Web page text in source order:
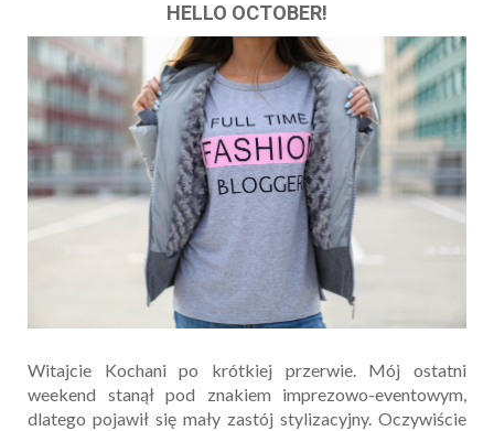
HELLO OCTOBER!
Witajcie Kochani po krótkiej przerwie. Mój ostatni
weekend stanął pod znakiem imprezowo-eventowym,
dlatego pojawił się mały zastój stylizacyjny. Oczywiście